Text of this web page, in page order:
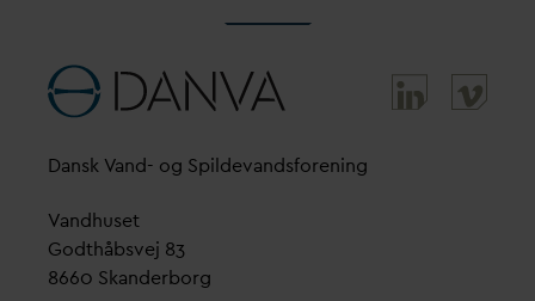
Dansk Vand- og Spildevandsforening
Vandhuset
Godthåbsvej 83
8660 Skanderborg